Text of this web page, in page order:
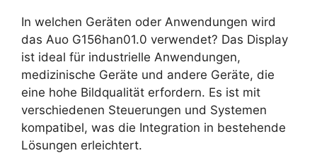
In welchen Geräten oder Anwendungen wird
das Auo G156han01.0 verwendet? Das Display
ist ideal für industrielle Anwendungen,
medizinische Geräte und andere Geräte, die
eine hohe Bildqualität erfordern. Es ist mit
verschiedenen Steuerungen und Systemen
kompatibel, was die Integration in bestehende
Lösungen erleichtert.